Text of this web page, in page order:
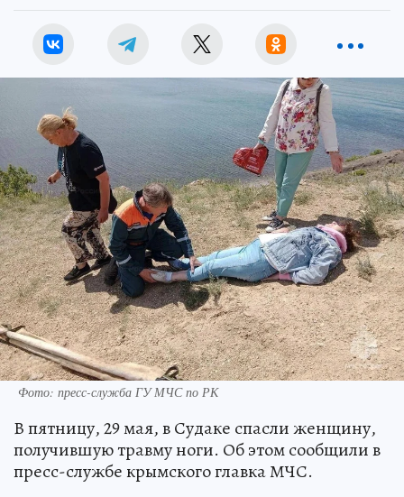
Фото: пресс-служба ГУ МЧС по РК
В пятницу, 29 мая, в Судаке спасли женщину,
получившую травму ноги. Об этом сообщили в
пресс-службе крымского главка МЧС.